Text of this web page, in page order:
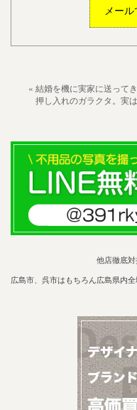
メー
« 結婚を機に実家に送って
押し入れのガラクタ。実
他店徹底対
広島市、呉市はもちろん広島県内